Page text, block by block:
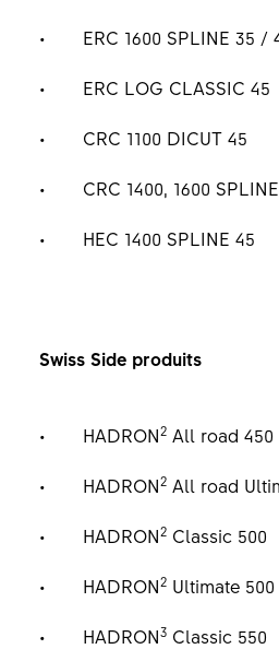
ERC 1600 SPLINE 35 /
ERC LOG CLASSIC 45
CRC 1100 DICUT 45
CRC 1400, 1600
HEC 1400 SPLINE 45
Swiss Side produits
HADRON2All road 450
HADRON2All road
HADRON2Classic 500
HADRON2Ultimate 500
HADRON3Classic 550